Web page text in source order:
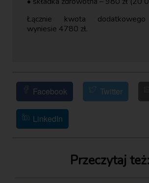
Łącznie kwota dodatkowego
wyniesie 4780 zł.
Facebook Twitter
LinkedIn
Przeczytaj też: